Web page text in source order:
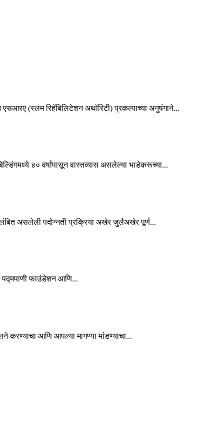
एसआरए (स्लम रिहॅबिलिटेशन अथॉरिटी) प्रकल्पाच्या अनुषंगाने...
४० वर्षांपासून वास्तव्यास असलेल्या भाडेकरूच्या...
असलेली पदोन्नती प्रक्रिया अखेर जुलैअखेर पूर्ण...
पद्मपाणी फाउंडेशन आणि...
करण्याचा आणि आपल्या मागण्या मांडण्याचा...